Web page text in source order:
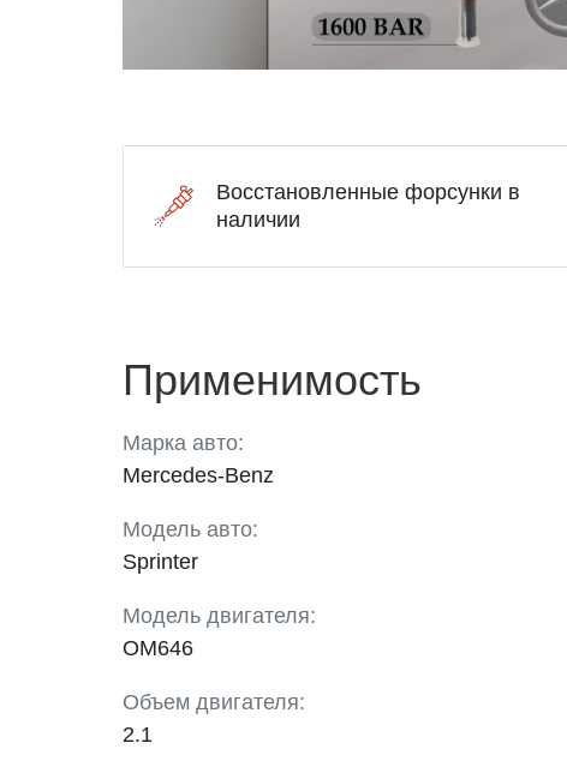
Восстановленные форсунки в
наличии
Применимость
Марка авто:
Mercedes-Benz
Модель авто:
Sprinter
Модель двигателя:
OM646
Объем двигателя:
2.1